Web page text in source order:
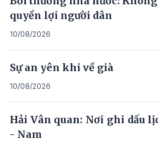
quyền lợi người dân
10/08/2026
Sự an yên khi về già
10/08/2026
Hải Vân quan: Nơi ghi dấu
- Nam